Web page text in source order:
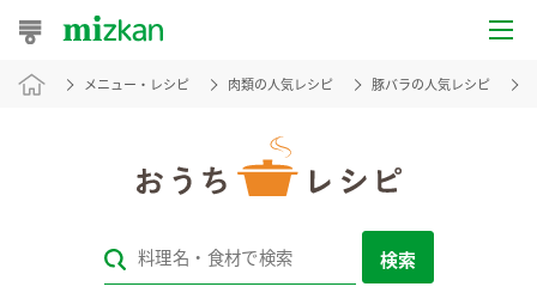
おうちレシピ
レシピカテゴリ一覧
メニュー・レシピ 肉類の人気レシピ 豚バラの人気レシピ
検索